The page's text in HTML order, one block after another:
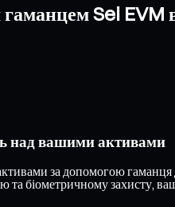
Sei EVM
над вашими активами
за допомогою гаманця
біометричному захисту,